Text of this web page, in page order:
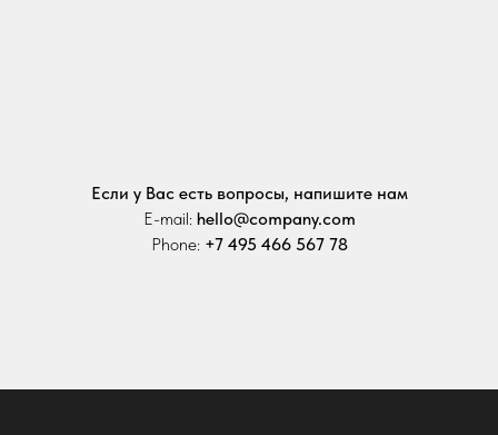
Если у Вас есть вопросы, напишите нам
E-mail: hello@company.com
Phone: +7 495 466 567 78